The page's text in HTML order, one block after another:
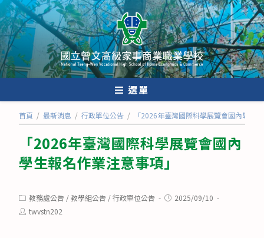
跳
轉
至
主
要
內
選單
首頁 / 最新消息 / 行政單位公告 / 「2026年臺灣國際科學展覽會國內學生
「2026年臺灣國際科學展覽會國內
學生報名作業注意事項」
Post
category:
教務處公告 /教學組公告 /行政單位公告
Post2025/09/10
Posttwvstn202